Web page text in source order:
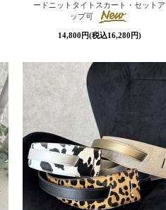
ードニットタイトスカート・セットア
ップ可
14,800円(税込16,280円)